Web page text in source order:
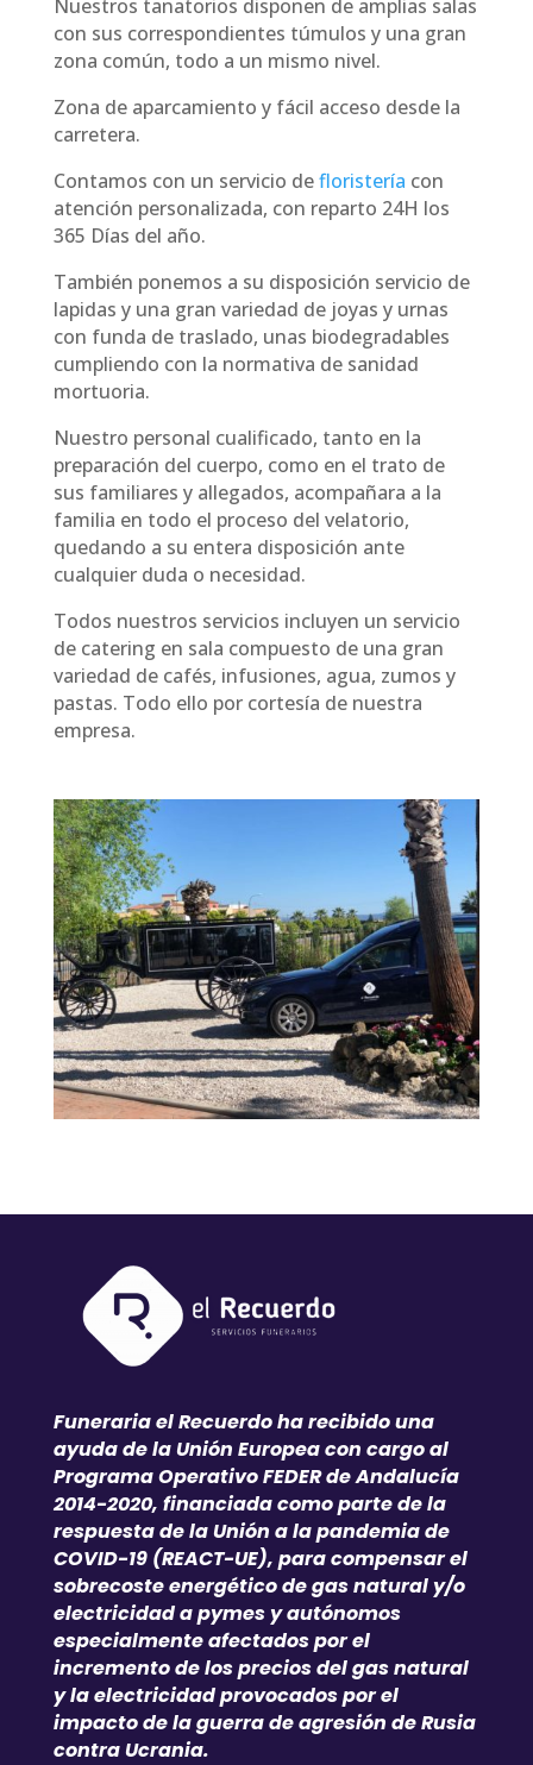
Nuestros tanatorios disponen de amplias salas
con sus correspondientes túmulos y una gran
zona común, todo a un mismo nivel.
Zona de aparcamiento y fácil acceso desde la
carretera.
Contamos con un servicio defloristería con
atención personalizada, con reparto 24H los
365 Días del año.
También ponemos a su disposición servicio de
lapidas y una gran variedad de joyas y urnas
con funda de traslado, unas biodegradables
cumpliendo con la normativa de sanidad
mortuoria.
Nuestro personal cualificado, tanto en la
preparación del cuerpo, como en el trato de
sus familiares y allegados, acompañara a la
familia en todo el proceso del velatorio,
quedando a su entera disposición ante
cualquier duda o necesidad.
Todos nuestros servicios incluyen un servicio
de catering en sala compuesto de una gran
variedad de cafés, infusiones, agua, zumos y
pastas. Todo ello por cortesía de nuestra
empresa.
Funeraria el Recuerdo ha recibido una
ayuda de la Unión Europea con cargo al
Programa Operativo FEDER de Andalucía
2014-2020, financiada como parte de la
respuesta de la Unión a la pandemia de
COVID-19 (REACT-UE), para compensar el
sobrecoste energético de gas natural y/o
electricidad a pymes y autónomos
especialmente afectados por el
incremento de los precios del gas natural
y la electricidad provocados por el
impacto de la guerra de agresión de Rusia
contra Ucrania.